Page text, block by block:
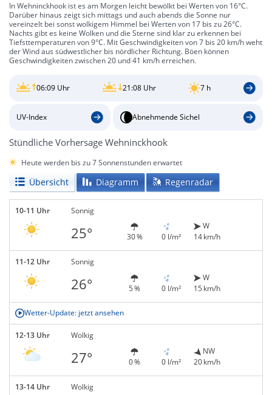
In Wehninckhook ist es am Morgen leicht bewölkt bei Werten von 16°C.
Darüber hinaus zeigt sich mittags und auch abends die Sonne nur
vereinzelt bei sonst wolkigem Himmel bei Werten von 17 bis zu 26°C.
Nachts gibt es keine Wolken und die Sterne sind klar zu erkennen bei
Tiefsttemperaturen von 9°C. Mit Geschwindigkeiten von 7 bis 20 km/h weht
der Wind aus südwestlicher bis nördlicher Richtung. Böen können
Geschwindigkeiten zwischen 20 und 41 km/h erreichen.
06:09 Uhr 21:08 Uhr 7 h
UV-Index Abnehmende Sichel
Stündliche Vorhersage Wehninckhook
Heute werden bis zu 7 Sonnenstunden erwartet
Übersicht Diagramm Regenradar
10-11 Uhr Sonnig
25° 30 % 0 l/m²
W
14 km/h
11-12 Uhr Sonnig
26° 5 % 0 l/m²
W
15 km/h
Wetter-Update: jetzt ansehen
12-13 Uhr Wolkig
27° 0 % 0 l/m²
NW
20 km/h
13-14 Uhr Wolkig